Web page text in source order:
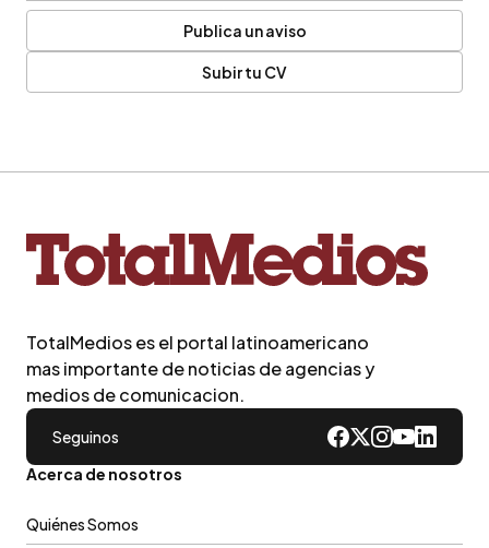
Publica un aviso
Subir tu CV
TotalMedios es el portal latinoamericano
mas importante de noticias de agencias y
medios de comunicacion.
Seguinos
Acerca de nosotros
Quiénes Somos